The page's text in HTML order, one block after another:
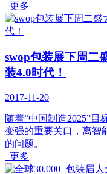
更多
swop包装展下周二
装4.0时代！
2017-11-20
随着“中国制造2025”
变强的重要关口，离智
的问题。
更多